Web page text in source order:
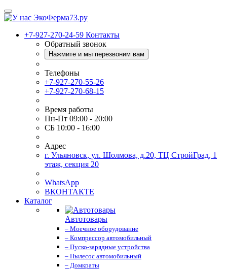
+7-927-270-24-59 Контакты
Обратный звонок
Нажмите и мы перезвоним вам
Телефоны
+7-927-270-55-26
+7-927-270-68-15
Время работы
Пн-Пт 09:00 - 20:00
СБ 10:00 - 16:00
Адрес
г. Ульяновск, ул. Шолмова, д.20, ТЦ СтройГрад, 1
этаж, секция 20
WhatsApp
ВКОНТАКТЕ
Каталог
Автотовары
– Моечное оборудование
– Компрессор автомобильный
– Пуско-зарядные устройства
– Пылесос автомобильный
– Домкраты